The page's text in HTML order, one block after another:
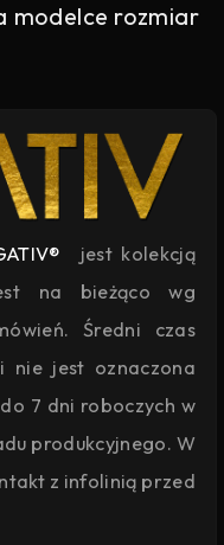
modelce rozmiar
jest kolekcją
na bieżąco wg
Średni czas
nie jest oznaczona
7 dni roboczych w
produkcyjnego. W
z infolinią przed